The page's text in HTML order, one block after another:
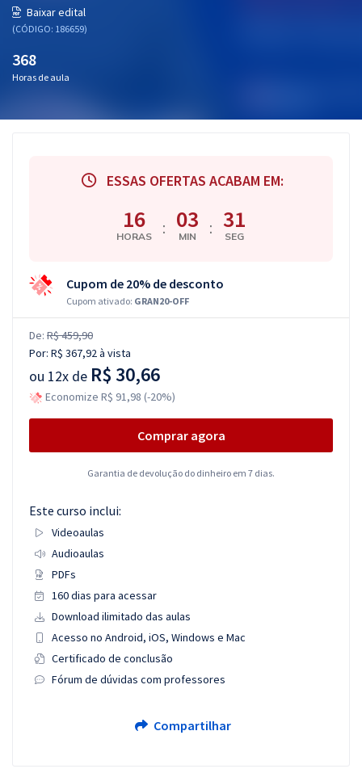
Questões grátis
Blog
Baixar edital
(CÓDIGO: 186659)
368
Horas de aula
ESSAS OFERTAS ACABAM EM:
16
HORAS : 03
MIN : 30
SEG
Cupom de 20% de desconto
Cupom ativado: GRAN20-OFF
De: R$ 459,90
Por: R$ 367,92à vista
ou 12x de R$ 30,66
Economize R$ 91,98 (-20%)
Comprar agora
Garantia de devolução do dinheiro em 7 dias.
Este curso inclui:
Videoaulas
Audioaulas
PDFs
160 dias para acessar
Download ilimitado das aulas
Acesso no Android, iOS, Windows e Mac
Certificado de conclusão
Fórum de dúvidas com professores
Compartilhar